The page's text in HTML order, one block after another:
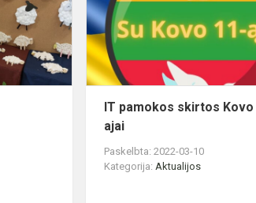
IT pamokos skirtos Kovo
ajai
Paskelbta: 2022-03-10
Kategorija:Aktualijos